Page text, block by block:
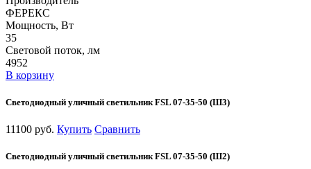
ФЕРЕКС
Мощность, Вт
35
Световой поток, лм
4952
В корзину
Светодиодный уличный светильник FSL 07-35-50 (Ш3)
11100 руб. Купить Сравнить
Светодиодный уличный светильник FSL 07-35-50 (Ш2)